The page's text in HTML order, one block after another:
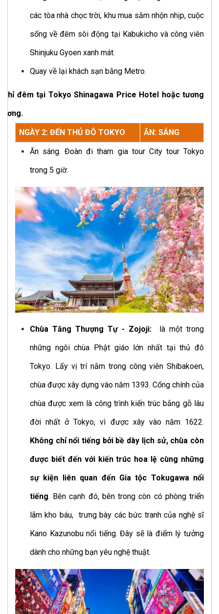
các tòa nhà chọc trời, khu mua sắm nhộn nhịp, cuộc
sống về đêm sôi động tại Kabukicho và công viên
Shinjuku Gyoen xanh mát.
Quay về lại khách sạn bằng Metro.
đêm tại Tokyo Shinagawa Price Hotel hoặc tương
NGÀY 2: ĐẾN THỦ ĐÔ TOKYO ĂN: SÁNG
Ăn sáng. Đoàn đi tham gia tour City tour Tokyo
trong 5 giờ:
Chùa Tăng Thượng Tự - Zojoji: là một trong
những ngôi chùa Phật giáo lớn nhất tại thủ đô
Tokyo. Lấy vị trí nằm trong công viên Shibakoen,
chùa được xây dựng vào năm 1393. Cổng chính của
chùa được xem là công trình kiến trúc bằng gỗ lâu
đời nhất ở Tokyo, vì được xây vào năm 1622.
Không chỉ nổi tiếng bởi bề dày lịch sử, chùa còn
được biết đến với kiến trúc hoa lệ cùng những
sự kiện liên quan đến Gia tộc Tokugawa nổi
tiếng. Bên cạnh đó, bên trong còn có phòng triển
lãm kho báu, trưng bày các bức tranh của nghệ sĩ
Kano Kazunobu nổi tiếng. Đây sẽ là điểm lý tưởng
dành cho những bạn yêu nghệ thuật.